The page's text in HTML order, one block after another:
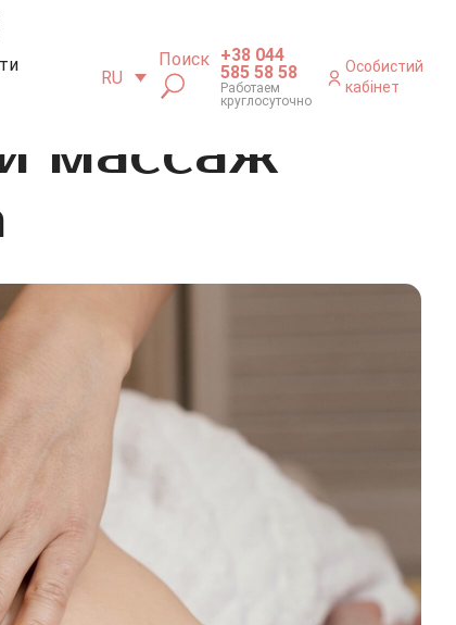
RU
Поиск +38 044
585 58 58
Работаем
круглосуточно
Особистий
кабінет
массаж